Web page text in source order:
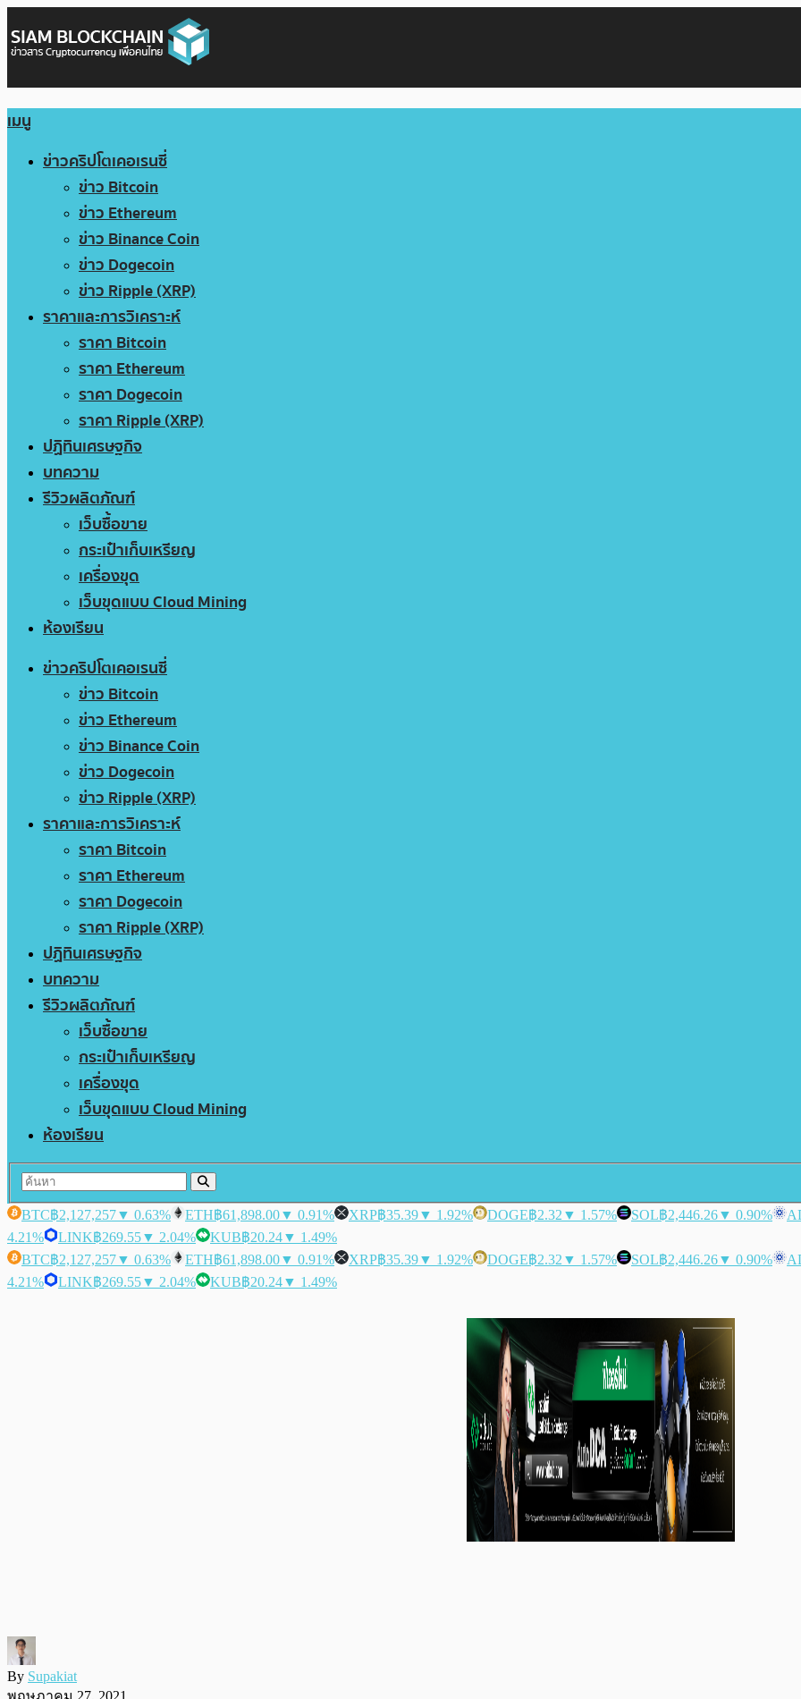
เมนู
ข่าวคริปโตเคอเรนซี่
ข่าว Bitcoin
ข่าว Ethereum
ข่าว Binance Coin
ข่าว Dogecoin
ข่าว Ripple (XRP)
ราคาและการวิเคราะห์
ราคา Bitcoin
ราคา Ethereum
ราคา Dogecoin
ราคา Ripple (XRP)
ปฏิทินเศรษฐกิจ
บทความ
รีวิวผลิตภัณฑ์
เว็บซื้อขาย
กระเป๋าเก็บเหรียญ
เครื่องขุด
เว็บขุดแบบ Cloud Mining
ห้องเรียน
ข่าวคริปโตเคอเรนซี่
ข่าว Bitcoin
ข่าว Ethereum
ข่าว Binance Coin
ข่าว Dogecoin
ข่าว Ripple (XRP)
ราคาและการวิเคราะห์
ราคา Bitcoin
ราคา Ethereum
ราคา Dogecoin
ราคา Ripple (XRP)
ปฏิทินเศรษฐกิจ
บทความ
รีวิวผลิตภัณฑ์
เว็บซื้อขาย
กระเป๋าเก็บเหรียญ
เครื่องขุด
เว็บขุดแบบ Cloud Mining
ห้องเรียน
BTC฿2,127,257▼ 0.63% ETH฿61,898.00▼ 0.91% XRP฿35.39▼ 1.92% DOGE฿2.32 ▼ 1.57% SOL฿2,446.26▼ 0.90%
4.21%
LINK฿269.55▼ 2.04% KUB฿20.24▼ 1.49%
BTC฿2,127,257▼ 0.63% ETH฿61,898.00▼ 0.91% XRP฿35.39▼ 1.92% DOGE฿2.32 ▼ 1.57% SOL฿2,446.26▼ 0.90%
4.21%
LINK฿269.55▼ 2.04% KUB฿20.24▼ 1.49%
By Supakiat
พฤษภาคม 27, 2021